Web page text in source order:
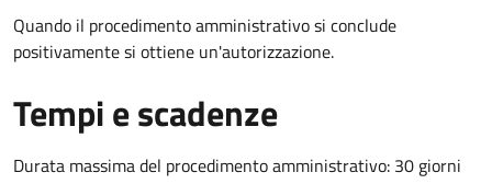
Quando il procedimento amministrativo si conclude
positivamente si ottiene un'autorizzazione.
Tempi e scadenze
Durata massima del procedimento amministrativo: 30 giorni